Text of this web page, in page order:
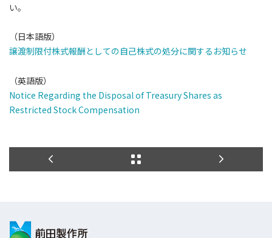
い。
（日本語版）
譲渡制限付株式報酬としての自己株式の処分に関するお知らせ
（英語版）
Notice Regarding the Disposal of Treasury Shares as
Restricted Stock Compensation